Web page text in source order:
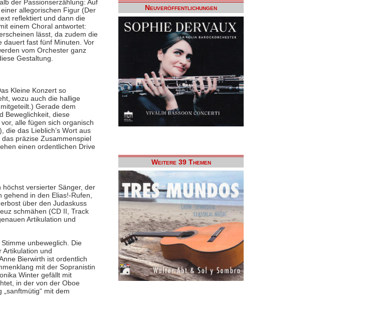
der Passionserzählung: Auf
allegorischen Figur (Der
reflektiert und dann die
einem Choral antwortet:
lässt, da zudem die
dauert fast fünf Minuten. Vor
vom Orchester ganz
Gestaltung.
Kleine Konzert so
wozu auch die hallige
Gerade dem
Beweglichkeit, diese
alle fügen sich organisch
die das Lieblich’s Wort aus
präzise Zusammenspiel
einen ordentlichen Drive
höchst versierter Sänger, der
gehend in den Elias!-Rufen,
über den Judaskuss
schmähen (CD II, Track
Artikulation und
unbeweglich. Die
Artikulation und
Bierwirth ist ordentlich
mit der Sopranistin
Winter gefällt mit
in der von der Oboe
mit dem
Neuveröffentlichungen
Weitere 39 Themen